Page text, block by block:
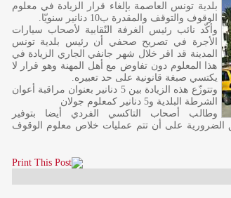
بلدية تونس العاصمة بإلغاء قرار الزيادة في معلوم
الوقوف والتوقف والمقدرة ب10 دنانير سنويّا.
وأكّد نائب رئيس الغرفة النّقابية لأصحاب سيارات
الأجرة في تصريح صحفي أن رئيس بلدية تونس
المدينة قد اقر خلال شهر جانفي الجاري الزيادة في
هذا المعلوم دون تفاوض مع أهل المهنة وهو قرار لا
يكتسي صبغة قانونية على حد تعبيره.
وتتوزّع هذه الزيادة بين 5 دنانير بعنوان مراقبة أعوان
الشرطة البلدية و5 دنانير كمعلوم جولان
وطالب أصحاب التاكسي الفردي أيضا بتوفير
الضرورية على أن تتم عمليات خلاص معلوم الوقوف